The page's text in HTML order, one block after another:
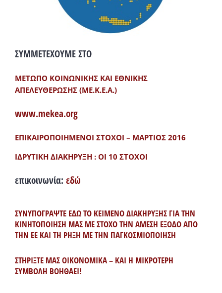
ΣΥΜΜΕΤΕΧΟΥΜΕ ΣΤΟ
ΜΕΤΩΠΟ ΚΟΙΝΩΝΙΚΗΣ ΚΑΙ ΕΘΝΙΚΗΣ
ΑΠΕΛΕΥΘΕΡΩΣΗΣ (ΜΕ.Κ.Ε.Α.)
www.mekea.org
ΕΠΙΚΑΙΡΟΠΟΙΗΜΕΝΟΙ ΣΤΟΧΟΙ – ΜΑΡΤΙΟΣ 2016
ΙΔΡΥΤΙΚΗ ΔΙΑΚΗΡΥΞΗ : ΟΙ 10 ΣΤΟΧΟΙ
επικοινωνία: εδώ
ΣΥΝΥΠΟΓΡΑΨΤΕ ΕΔΩ ΤΟ ΚΕΙΜΕΝΟ ΔΙΑΚΗΡΥΞΗΣ ΓΙΑ ΤΗΝ
ΚΙΝΗΤΟΠΟΙΗΣΗ ΜΑΣ ΜΕ ΣΤΟΧΟ ΤΗΝ ΑΜΕΣΗ ΕΞΟΔΟ ΑΠΟ
ΤΗΝ ΕΕ ΚΑΙ ΤΗ ΡΗΞΗ ΜΕ ΤΗΝ ΠΑΓΚΟΣΜΙΟΠΟΙΗΣΗ
ΣΤΗΡΙΞΤΕ ΜΑΣ ΟΙΚΟΝΟΜΙΚΑ – ΚΑΙ Η ΜΙΚΡΟΤΕΡΗ
ΣΥΜΒΟΛΗ ΒΟΗΘΑΕΙ!